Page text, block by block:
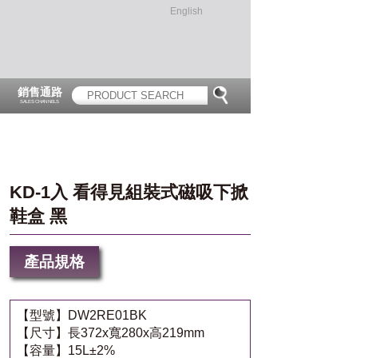
English
銷售通路
SALES CHANNELS
KD-1入 看得見組裝式磁吸下掀
鞋盒 黑
產品規格
【型號】DW2RE01BK
【尺寸】長372x寬280x高219mm
【容量】15L±2%